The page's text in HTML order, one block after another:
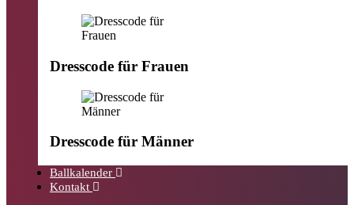
Dresscode für Frauen
Dresscode für Männer
Ballkalender
Kontakt